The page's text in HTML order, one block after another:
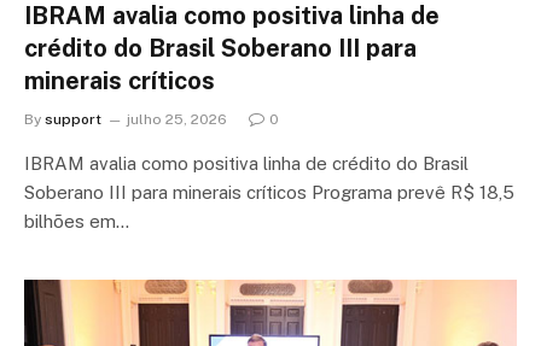
IBRAM avalia como positiva linha de
crédito do Brasil Soberano III para
minerais críticos
By support julho 25, 2026 0
IBRAM avalia como positiva linha de crédito do Brasil
Soberano III para minerais críticos Programa prevê R$ 18,5
bilhões em…